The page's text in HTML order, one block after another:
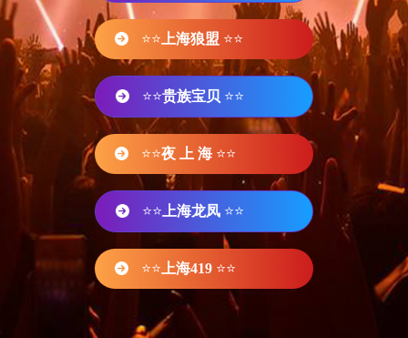
⭐⭐ 上海狼盟 ⭐⭐
⭐⭐贵族宝贝 ⭐⭐
⭐⭐夜 上 海 ⭐⭐
⭐⭐ 上海龙凤 ⭐⭐
⭐⭐ 上海419 ⭐⭐